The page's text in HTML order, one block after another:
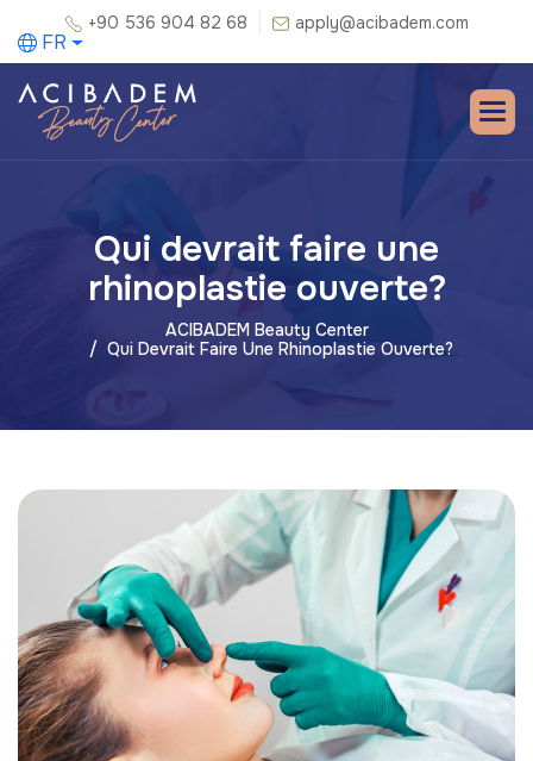
+90 536 904 82 68 apply@acibadem.com
FR
Qui devrait faire une
rhinoplastie ouverte?
ACIBADEM Beauty Center
Qui Devrait Faire Une Rhinoplastie Ouverte?